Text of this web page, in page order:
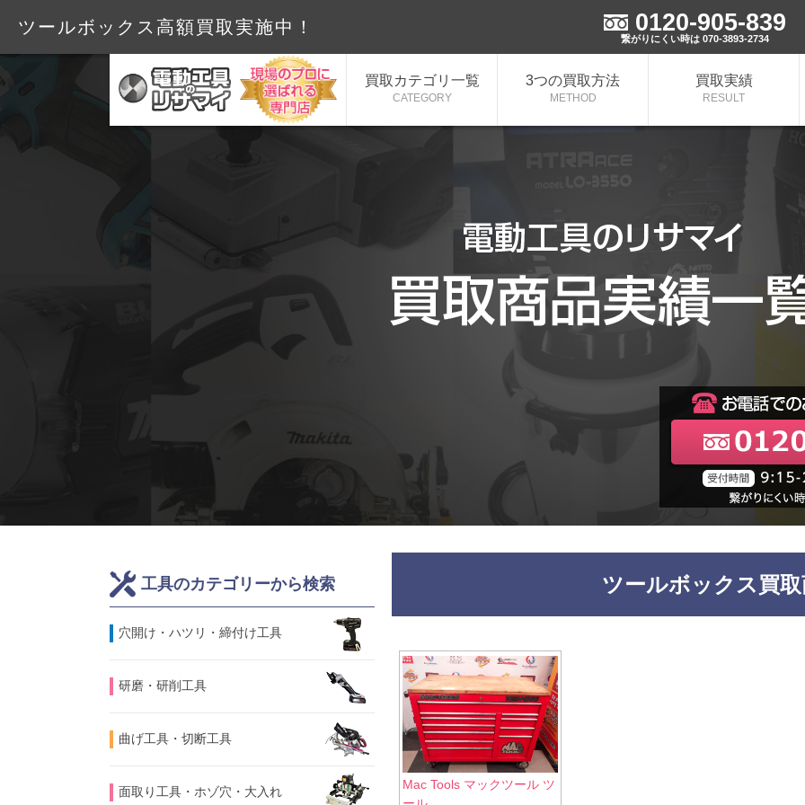
ツールボックス高額買取実施中！ 0120-905-839
繋がりにくい時は 070-3893-2734
買取カテゴリ一覧
CATEGORY
3つの買取方法
METHOD
買取実績
RESULT
工具のカテゴリーから検索
⽳開け・ハツリ・締付け工具
研磨・研削工具
曲げ工具・切断工具
面取り工具・ホゾ穴・大入れ
ツールボックス買
Mac Tools マックツール ツ